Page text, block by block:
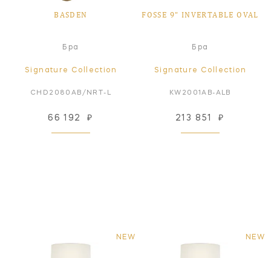
BASDEN
Бра
Signature Collection
CHD2080AB/NRT-L
66 192 ₽
FOSSE 9" INVERTABLE OVAL
Бра
Signature Collection
KW2001AB-ALB
213 851 ₽
NEW NEW